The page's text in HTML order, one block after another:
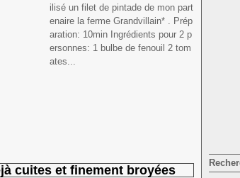
ilisé un filet de pintade de mon part
enaire la ferme Grandvillain* . Prép
aration: 10min Ingrédients pour 2 p
ersonnes: 1 bulbe de fenouil 2 tom
ates...
cuites et finement broyées